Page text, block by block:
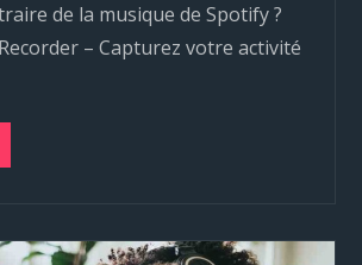
de la musique de Spotify ?
– Capturez votre activité